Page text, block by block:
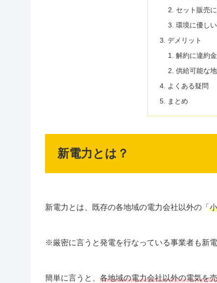
セット販売
環境に優し
デメリット
解約に違約金
供給可能な
よくある疑問
まとめ
新電力とは？
新電力とは、既存の各地域の電力会社以外の「
※厳密に言うと発電を行なっている事業者も新
簡単に言うと、 各地域の電力会社以外の電気を